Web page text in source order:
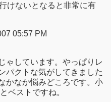
けないとなると非常に有
05:57 PM
ゃしています。やっぱりレ
パクトな気がしてきました
かなか悩みどころです。小
ベストですね。